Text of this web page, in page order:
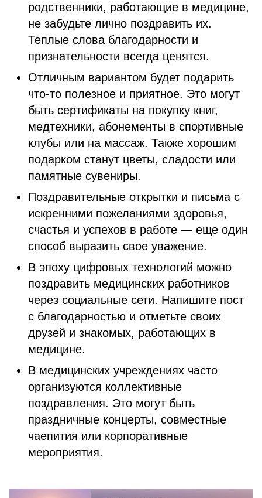
родственники, работающие в медицине,
не забудьте лично поздравить их.
Теплые слова благодарности и
признательности всегда ценятся.
Отличным вариантом будет подарить
что-то полезное и приятное. Это могут
быть сертификаты на покупку книг,
медтехники, абонементы в спортивные
клубы или на массаж. Также хорошим
подарком станут цветы, сладости или
памятные сувениры.
Поздравительные открытки и письма с
искренними пожеланиями здоровья,
счастья и успехов в работе — еще один
способ выразить свое уважение.
В эпоху цифровых технологий можно
поздравить медицинских работников
через социальные сети. Напишите пост
с благодарностью и отметьте своих
друзей и знакомых, работающих в
медицине.
В медицинских учреждениях часто
организуются коллективные
поздравления. Это могут быть
праздничные концерты, совместные
чаепития или корпоративные
мероприятия.